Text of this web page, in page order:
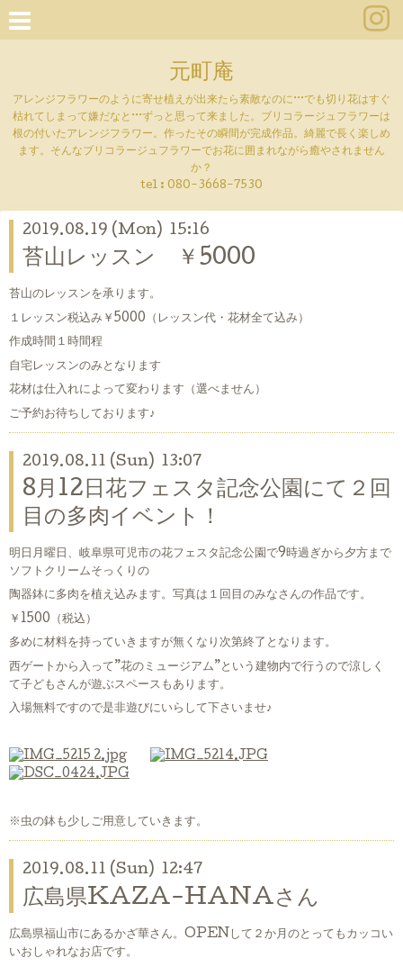
元町庵
アレンジフラワーのように寄せ植えが出来たら素敵なのに···でも切り花はすぐ
枯れてしまって嫌だなと···ずっと思って来ました。ブリコラージュフラワーは
根の付いたアレンジフラワー。作ったその瞬間が完成作品。綺麗で長く楽しめ
ます。そんなブリコラージュフラワーでお花に囲まれながら癒やされません
か？
tel : 080-3668-7530
2019.08.19 (Mon) 15:16
苔山レッスン ￥5000
苔山のレッスンを承ります。
１レッスン税込み￥5000（レッスン代・花材全て込み）
作成時間１時間程
自宅レッスンのみとなります
花材は仕入れによって変わります（選べません）
ご予約お待ちしております♪
2019.08.11 (Sun) 13:07
8月12日花フェスタ記念公園にて２回
目の多肉イベント！
明日月曜日、岐阜県可児市の花フェスタ記念公園で9時過ぎから夕方まで
ソフトクリームそっくりの
陶器鉢に多肉を植え込みます。写真は１回目のみなさんの作品です。
￥1500（税込）
多めに材料を持っていきますが無くなり次第終了となります。
西ゲートから入って”花のミュージアム”という建物内で行うので涼しく
て子どもさんが遊ぶスペースもあります。
入場無料ですので是非遊びにいらして下さいませ♪
※虫の鉢も少しご用意していきます。
2019.08.11 (Sun) 12:47
広島県KAZA-HANAさん
広島県福山市にあるかざ華さん。OPENして２か月のとってもカッコい
いおしゃれなお店です。